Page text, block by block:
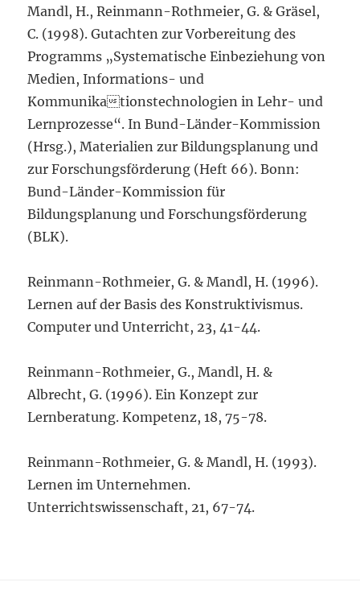
Mandl, H., Reinmann-Rothmeier, G. & Gräsel,
C. (1998). Gutachten zur Vorbereitung des
Programms „Systematische Einbeziehung von
Medien, Informations- und
Kommunikationstechnologien in Lehr- und
Lernprozesse“. In Bund-Länder-Kommission
(Hrsg.), Materialien zur Bildungsplanung und
zur Forschungsförderung (Heft 66). Bonn:
Bund-Länder-Kommission für
Bildungsplanung und Forschungsförderung
(BLK).
Reinmann-Rothmeier, G. & Mandl, H. (1996).
Lernen auf der Basis des Konstruktivismus.
Computer und Unterricht, 23, 41-44.
Reinmann-Rothmeier, G., Mandl, H. &
Albrecht, G. (1996). Ein Konzept zur
Lernberatung. Kompetenz, 18, 75-78.
Reinmann-Rothmeier, G. & Mandl, H. (1993).
Lernen im Unternehmen.
Unterrichtswissenschaft, 21, 67-74.